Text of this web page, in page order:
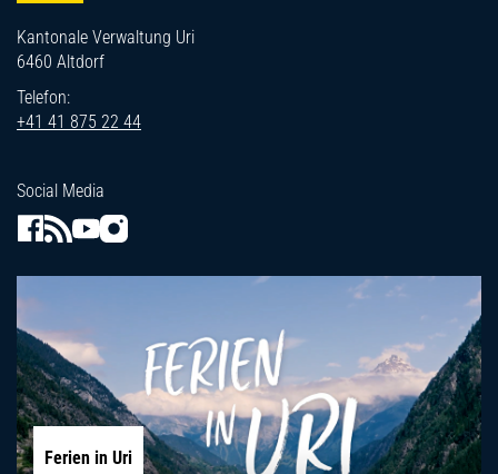
Kantonale Verwaltung Uri
6460 Altdorf
Telefon:
+41 41 875 22 44
Social Media
Ferien in Uri